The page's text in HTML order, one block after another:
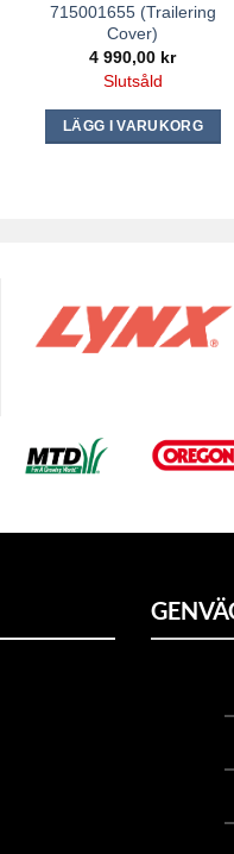
715001655 (Trailering
Cover)
4 990,00 kr
Slutsåld
LÄGG I VARUKORG